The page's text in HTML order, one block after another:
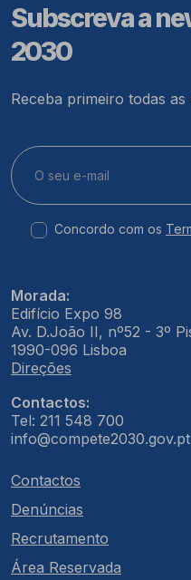
Subscreva a
2030
Receba primeiro todas
Concordo com os
Morada:
Edifício Expo 98
Av. D.João II, nº52 - 3º
1990-096 Lisboa
Direções
Contactos:
Tel: 211 548 700
info@compete2030.gov.pt
Contactos
Denúncias
Recrutamento
Área Reservada